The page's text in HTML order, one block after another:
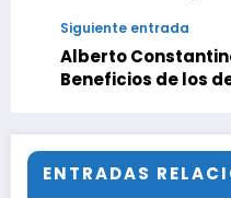
a bolívares o
Siguiente entrada
Alberto
Beneficios de los
ENTRADAS